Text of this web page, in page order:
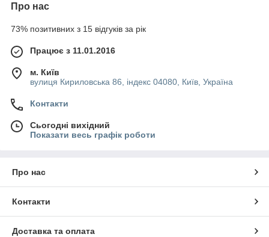
Про нас
73% позитивних з 15 відгуків за рік
Працює з 11.01.2016
м. Київ
вулиця Кириловська 86, індекс 04080, Київ, Україна
Контакти
Сьогодні вихідний
Показати весь графік роботи
Про нас
Контакти
Доставка та оплата